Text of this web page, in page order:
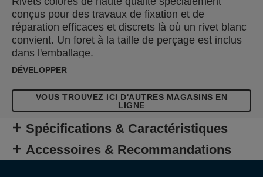
conçus pour des travaux de fixation et de
réparation efficaces et discrets là où un rivet blanc
convient. Un foret à la taille de perçage est inclus
dans l'emballage.
DÉVELOPPER
VOUS TROUVEZ ICI D'AUTRES MAGASINS EN
LIGNE
Spécifications & Caractéristiques
Accessoires & Recommandations